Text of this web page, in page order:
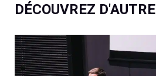
DÉCOUVREZ